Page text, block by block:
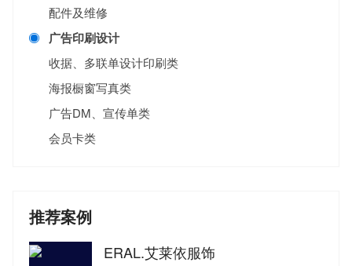
配件及维修
广告印刷设计
收据、多联单设计印刷类
海报橱窗写真类
广告DM、宣传单类
会员卡类
推荐案例
ERAL.艾莱依服饰